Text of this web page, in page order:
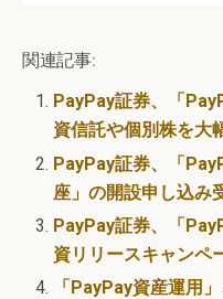
関連記事:
PayPay証券、「
資信託や個別株を大
PayPay証券、「
座」の開設申し込み
PayPay証券、「
資リリースキャンペ
「PayPay資産運用